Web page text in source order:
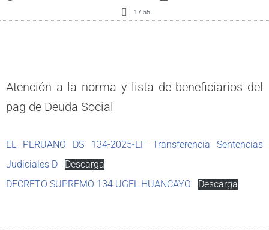
17:55
Atención a la norma y lista de beneficiarios del
pag de Deuda Social
EL PERUANO DS 134-2025-EF Transferencia Sentencias
Judiciales D
Descarga
DECRETO SUPREMO 134 UGEL HUANCAYO
Descarga